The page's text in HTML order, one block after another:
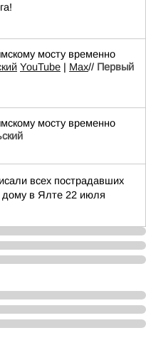
мосту временно
YouTube | Max// Первый
мосту временно
всех пострадавших
дому в Ялте 22 июля